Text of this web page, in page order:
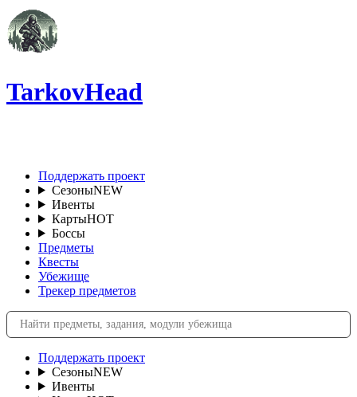
TarkovHead
Поддержать проект
СезоныNEW
Ивенты
КартыHOT
Боссы
Предметы
Квесты
Убежище
Трекер предметов
Поддержать проект
СезоныNEW
Ивенты